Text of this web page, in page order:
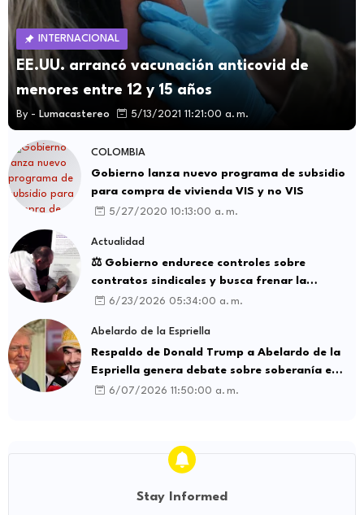
INTERNACIONAL
EE.UU. arrancó vacunación anticovid de
menores entre 12 y 15 años
By - Lumacastereo 5/13/2021 11:21:00 a. m.
COLOMBIA
Gobierno lanza nuevo programa de subsidio
para compra de vivienda VIS y no VIS
5/27/2020 10:13:00 a. m.
Actualidad
⚖️ Gobierno endurece controles sobre
contratos sindicales y busca frenar la
intermediación laboral ilegal
6/23/2026 05:34:00 a. m.
Abelardo de la Espriella
Respaldo de Donald Trump a Abelardo de la
Espriella genera debate sobre soberanía e
influencia internacional
6/07/2026 11:50:00 a. m.
Stay Informed